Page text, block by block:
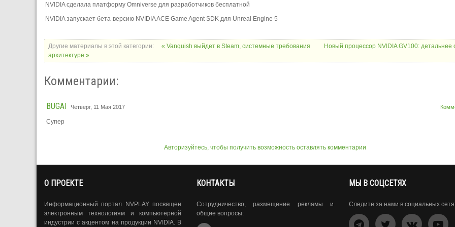
NVIDIA сделала платформу Omniverse для разработчиков бесплатной
NVIDIA запускает бета-версию NVIDIA ACE Game Agent SDK для Unreal Engine 5
Другие материалы в этой категории: « Vanquish выйдет в Steam, системные требования
Новый процессор NVIDIA GV100: детальнее
архитектуре »
Комментарии:
BUGAI Четверг, 11 Мая 2017
Супер
Авторизуйтесь, чтобы получить возможность оставлять комментарии
О ПРОЕКТЕ
Информационный портал NVPLAY посвящен
электронным технологиям и компьютерной
индустрии с акцентом на продукции NVIDIA. В
КОНТАКТЫ
Сотрудничество, размещение рекламы и
общие вопросы:
МЫ В СОЦСЕТЯХ
Следите за нами в социальных